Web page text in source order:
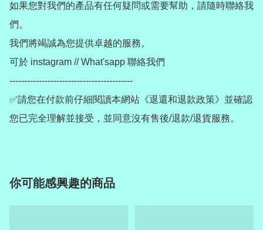
如果您對我們的產品有任何疑問或需要幫助，請隨時聯絡我
們。
我們將竭誠為您提供卓越的服務。
可於 instagram // What'sapp 聯絡我們
------------------------------------------
✅請您在付款前仔細閱讀本網站《退還和退款政策》並確認
您已完全理解並接受，並同意沒有售後/退款/退貨服務。
你可能感興趣的商品